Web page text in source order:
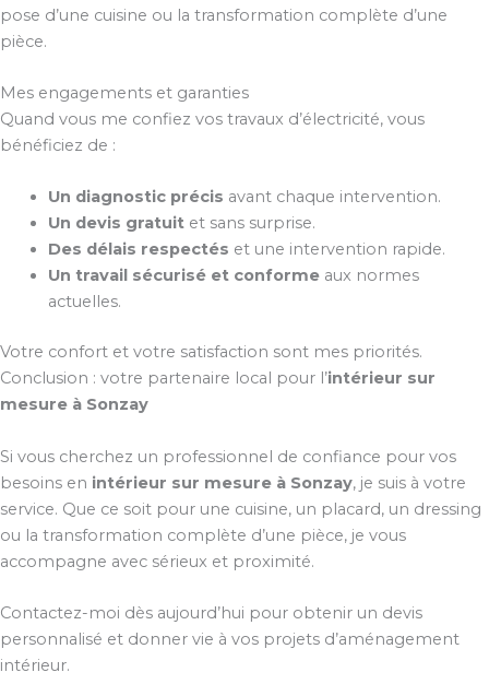
pose d’une cuisine ou la transformation complète d’une
pièce.
Mes engagements et garanties
Quand vous me confiez vos travaux d’électricité, vous
bénéficiez de :
Un diagnostic précis avant chaque intervention.
Un devis gratuitet sans surprise.
Des délais respectés et une intervention rapide.
Un travail sécurisé et conformeaux normes
actuelles.
Votre confort et votre satisfaction sont mes priorités.
Conclusion : votre partenaire local pour l’intérieur sur
mesure à Sonzay
Si vous cherchez un professionnel de confiance pour vos
besoins en intérieur sur mesure à Sonzay, je suis à votre
service. Que ce soit pour une cuisine, un placard, un dressing
ou la transformation complète d’une pièce, je vous
accompagne avec sérieux et proximité.
Contactez-moi dès aujourd’hui pour obtenir un devis
personnalisé et donner vie à vos projets d’aménagement
intérieur.